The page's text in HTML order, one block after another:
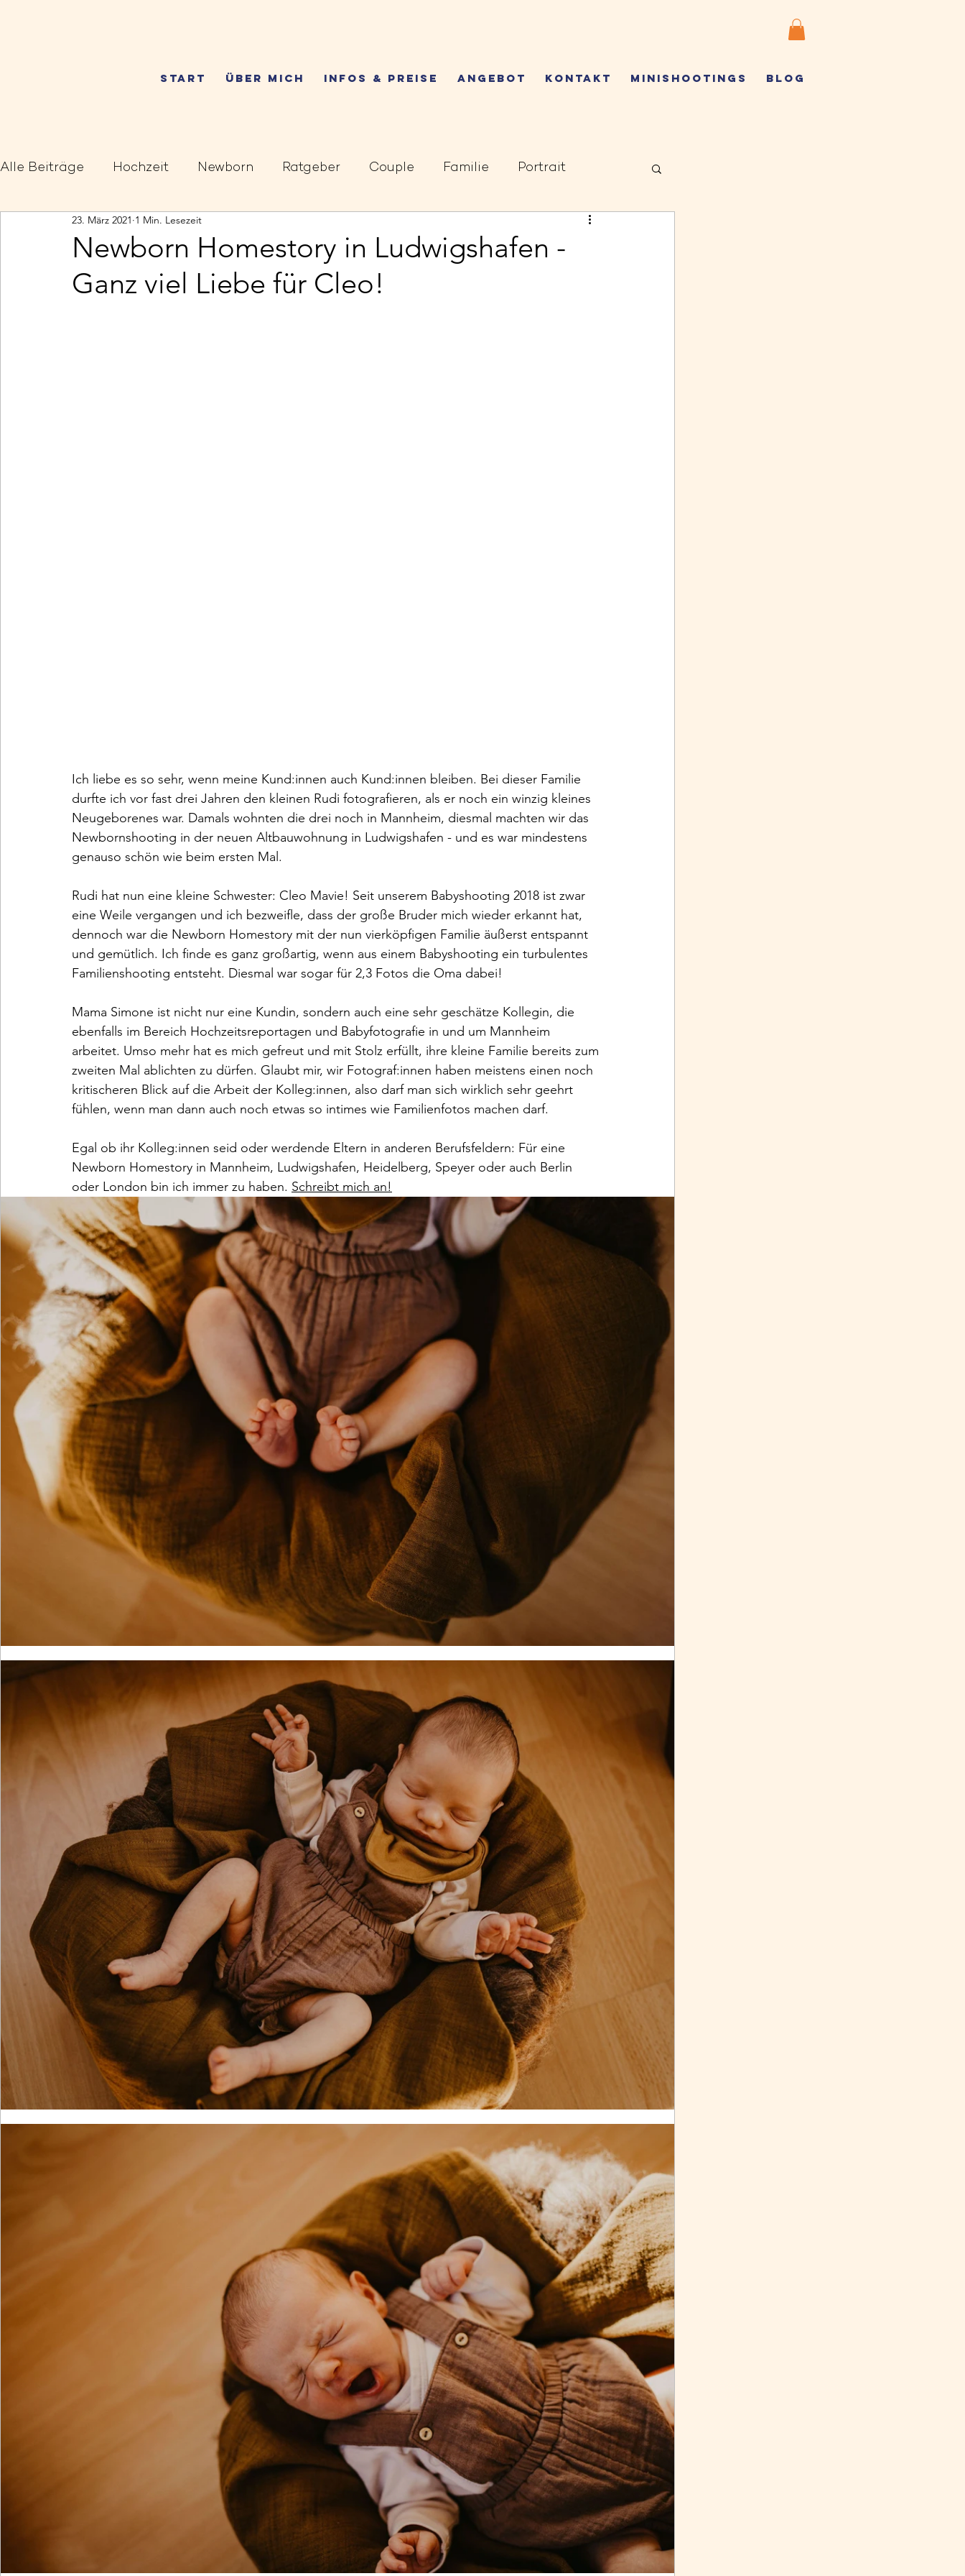
START ÜBER MICH INFOS & PREISE ANGEBOT KONTAKT MINISHOOTINGS BLOG
Alle Beiträge Hochzeit Newborn Ratgeber Couple Familie Portrait
Newborn Homestory in Ludwigshafen -
Ganz viel Liebe für Cleo!
23. März 2021 1 Min. Lesezeit
Ich liebe es so sehr, wenn meine Kund:innen auch Kund:innen bleiben. Bei dieser Familie
durfte ich vor fast drei Jahren den kleinen Rudi fotografieren, als er noch ein winzig kleines
Neugeborenes war. Damals wohnten die drei noch in Mannheim, diesmal machten wir das
Newbornshooting in der neuen Altbauwohnung in Ludwigshafen - und es war mindestens
genauso schön wie beim ersten Mal.
Rudi hat nun eine kleine Schwester: Cleo Mavie! Seit unserem Babyshooting 2018 ist zwar
eine Weile vergangen und ich bezweifle, dass der große Bruder mich wieder erkannt hat,
dennoch war die Newborn Homestory mit der nun vierköpfigen Familie äußerst entspannt
und gemütlich. Ich finde es ganz großartig, wenn aus einem Babyshooting ein turbulentes
Familienshooting entsteht. Diesmal war sogar für 2,3 Fotos die Oma dabei!
Mama Simone ist nicht nur eine Kundin, sondern auch eine sehr geschätze Kollegin, die
ebenfalls im Bereich Hochzeitsreportagen und Babyfotografie in und um Mannheim
arbeitet. Umso mehr hat es mich gefreut und mit Stolz erfüllt, ihre kleine Familie bereits zum
zweiten Mal ablichten zu dürfen. Glaubt mir, wir Fotograf:innen haben meistens einen noch
kritischeren Blick auf die Arbeit der Kolleg:innen, also darf man sich wirklich sehr geehrt
fühlen, wenn man dann auch noch etwas so intimes wie Familienfotos machen darf.
Egal ob ihr Kolleg:innen seid oder werdende Eltern in anderen Berufsfeldern: Für eine
Newborn Homestory in Mannheim, Ludwigshafen, Heidelberg, Speyer oder auch Berlin
oder London bin ich immer zu haben. Schreibt mich an!